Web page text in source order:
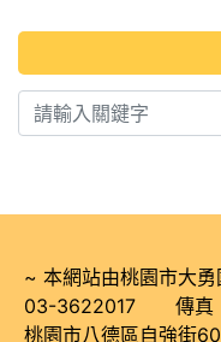
~ 本網站由桃園市大
03-3622017 傳真
桃園市八德區自強街